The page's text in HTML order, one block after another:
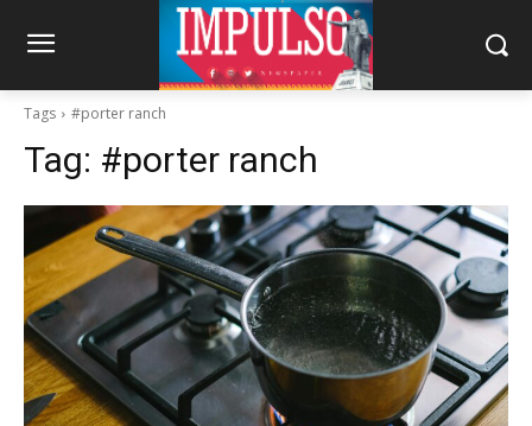
Tags #porter ranch
Tag: #porter ranch